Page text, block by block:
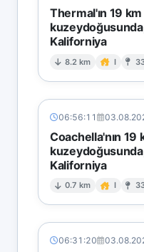
Thermal'ın 19 km
Kaliforniya
8.2 km I
06:56:11
Coachella'nın 19
Kaliforniya
0.7 km I
06:31:20